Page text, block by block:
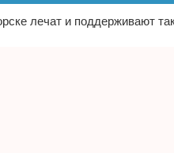
лечат и поддерживают